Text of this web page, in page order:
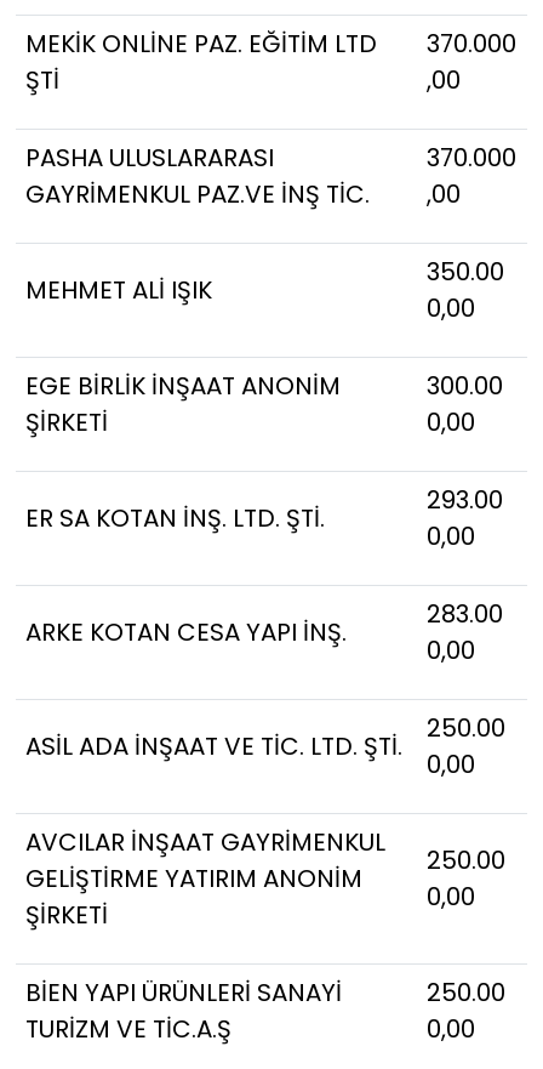
MEKİK ONLİNE PAZ. EĞİTİM LTD
ŞTİ
370.000
,00
PASHA ULUSLARARASI
GAYRİMENKUL PAZ.VE İNŞ TİC.
370.000
,00
MEHMET ALİ IŞIK
350.00
0,00
EGE BİRLİK İNŞAAT ANONİM
ŞİRKETİ
300.00
0,00
ER SA KOTAN İNŞ. LTD. ŞTİ.
293.00
0,00
ARKE KOTAN CESA YAPI İNŞ.
283.00
0,00
ASİL ADA İNŞAAT VE TİC. LTD. ŞTİ.
250.00
0,00
AVCILAR İNŞAAT GAYRİMENKUL
GELİŞTİRME YATIRIM ANONİM
ŞİRKETİ
250.00
0,00
BİEN YAPI ÜRÜNLERİ SANAYİ
TURİZM VE TİC.A.Ş
250.00
0,00